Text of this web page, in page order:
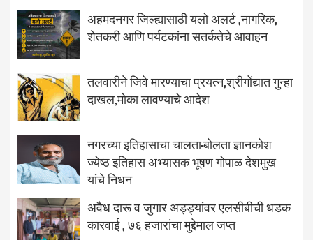
अहमदनगर जिल्ह्यासाठी यलो अलर्ट ,नागरिक,
शेतकरी आणि पर्यटकांना सतर्कतेचे आवाहन
तलवारीने जिवे मारण्याचा प्रयत्न,श्रीगोंद्यात गुन्हा
दाखल,मोका लावण्याचे आदेश
नगरच्या इतिहासाचा चालता-बोलता ज्ञानकोश
ज्येष्ठ इतिहास अभ्यासक भूषण गोपाळ देशमुख
यांचे निधन
अवैध दारू व जुगार अड्ड्यांवर एलसीबीची धडक
कारवाई , ७६ हजारांचा मुद्देमाल जप्त